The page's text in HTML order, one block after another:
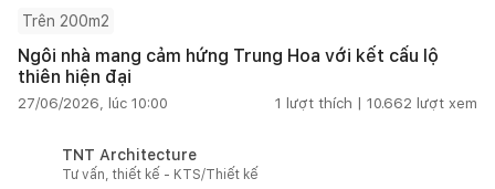
Trên 200m2
Ngôi nhà mang cảm hứng Trung Hoa với kết cấu lộ
thiên hiện đại
27/06/2026, lúc 10:00 1 lượt thích | 10.662 lượt xem
TNT Architecture
Tư vấn, thiết kế - KTS/Thiết kế